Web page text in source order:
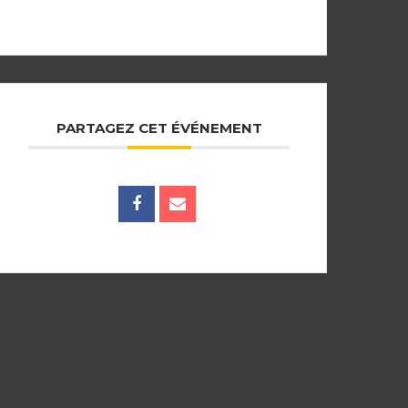
PARTAGEZ CET ÉVÉNEMENT